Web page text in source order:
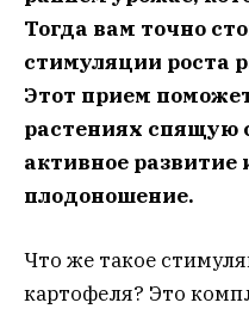
Тогда вам точно
стимуляции роста
Этот прием
растениях спящую
активное развитие
плодоношение.
Что же такое
картофеля? Это